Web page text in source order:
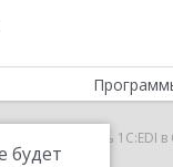
будет
Модуль 1C:EDI